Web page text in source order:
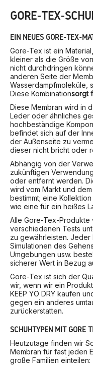
GORE-TEX-
EIN NEUES GORE-TEX-
Gore-Tex ist ein
kleiner als die Größe
nicht durchdringen
anderen Seite der
Wasserdampfmoleküle,
Diese Kombinationsorgt
Diese Membran wird in
Leder oder ähnliches
hochbeständige
befindet sich auf der
der Außenseite zu
dieser nicht bricht oder
Abhängig von der
zukünftigen
oder entfernt werden.
wird vom Markt und
bestimmt; eine
wie eine für ein heißes
Alle Gore-Tex-Produkte
verschiedenen Tests
zu gewährleisten.
Simulationen des
Umgebungen usw.
sicherer Wert in Bezug
Gore-Tex ist sich der
wir, wenn wir ein
KEEP YO DRY kaufen
gegen ein anderes
zurückerstatten.
SCHUHTYPEN MIT GORE
Heutzutage finden wir
Membran für fast jeden
große Familien einteilen: